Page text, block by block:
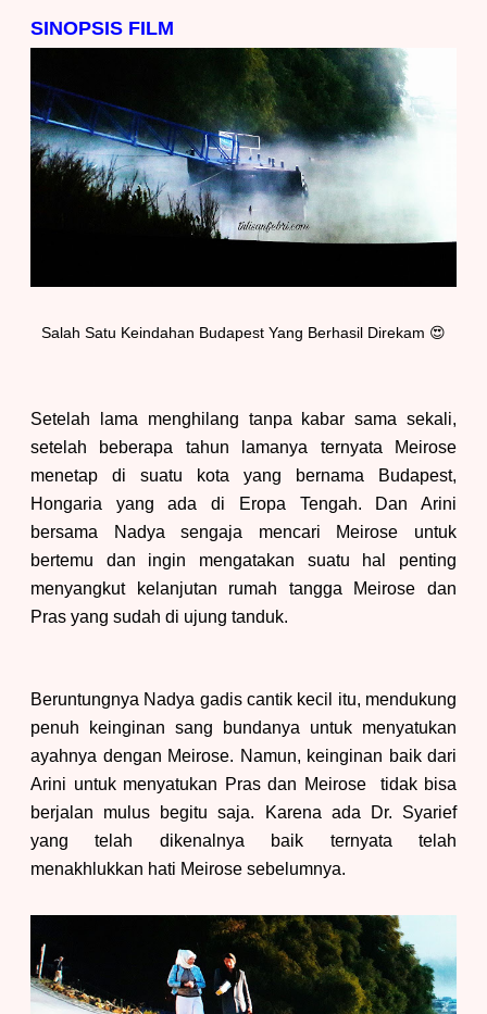
SINOPSIS FILM
Salah Satu Keindahan Budapest Yang Berhasil Direkam 😍
Setelah lama menghilang tanpa kabar sama sekali,
setelah beberapa tahun lamanya ternyata Meirose
menetap di suatu kota yang bernama Budapest,
Hongaria yang ada di
Eropa Tengah. Dan Arini
bersama Nadya sengaja mencari Meirose untuk
bertemu dan ingin mengatakan suatu hal penting
menyangkut kelanjutan rumah tangga Meirose dan
Pras yang sudah di ujung tanduk.
Beruntungnya Nadya gadis cantik kecil itu, mendukung
penuh keinginan sang bundanya untuk menyatukan
ayahnya dengan Meirose. Namun, keinginan baik dari
Arini untuk menyatukan Pras dan Meirose tidak bisa
berjalan mulus begitu saja. Karena ada Dr. Syarief
yang telah dikenalnya baik ternyata telah
menakhlukkan hati Meirose sebelumnya.